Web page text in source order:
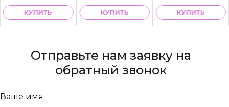
КУПИТЬ КУПИТЬ КУПИТЬ
Отправьте нам заявку на
обратный звонок